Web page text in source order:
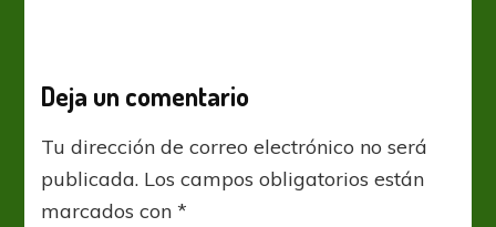
Deja un comentario
Tu dirección de correo electrónico no será
publicada. Los campos obligatorios están
marcados con*